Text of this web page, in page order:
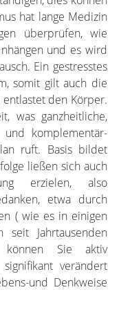
hat lange Medizin
überprüfen, wie
und es wird
Ein gestresstes
somit gilt auch die
den Körper.
was ganzheitliche,
und komplementär-
ruft. Basis bildet
ließen sich auch
erzielen, also
etwa durch
( wie es in einigen
seit Jahrtausenden
Sie aktiv
verändert
und Denkweise